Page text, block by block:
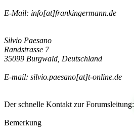
E-Mail: info[at]frankingermann.de
Silvio Paesano
Randstrasse 7
35099 Burgwald, Deutschland
E-mail: silvio.paesano[at]t-online.de
Der schnelle Kontakt zur Forumsleitung:
Bemerkung